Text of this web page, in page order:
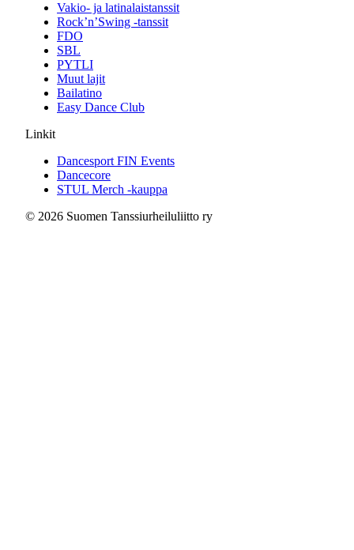
Vakio- ja latinalaistanssit
Rock’n’Swing -tanssit
FDO
SBL
PYTLI
Muut lajit
Bailatino
Easy Dance Club
Linkit
Dancesport FIN Events
Dancecore
STUL Merch -kauppa
© 2026 Suomen Tanssiurheiluliitto ry